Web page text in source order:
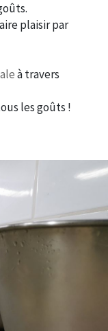
plaisir par
à travers
les goûts !